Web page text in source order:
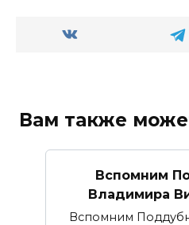
Вам также
Вспомним
Владимира
Вспомним